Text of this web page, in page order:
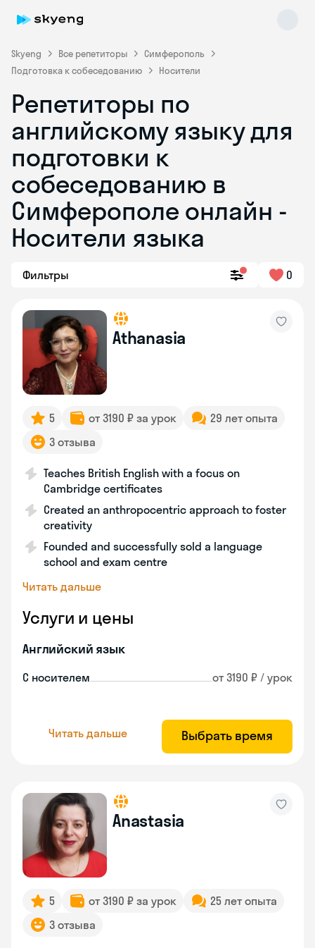
Skyeng Все репетиторы
Симферополь
Подготовка к собеседованию
Носители
Репетиторы по
английскому языку для
подготовки к
собеседованию в
Симферополе онлайн -
Носители языка
Фильтры 0
Athanasia
5 от 3190 ₽ за урок
29 лет опыта
3 отзыва
Teaches British English with a focus on
Cambridge certificates
Created an anthropocentric approach to foster
creativity
Founded and successfully sold a language
school and exam centre
Читать дальше
Услуги и цены
Английский язык
С носителем от 3190 ₽ / урок
Читать дальше Выбрать время
Anastasia
5 от 3190 ₽ за урок
25 лет опыта
3 отзыва
Skyeng Chat